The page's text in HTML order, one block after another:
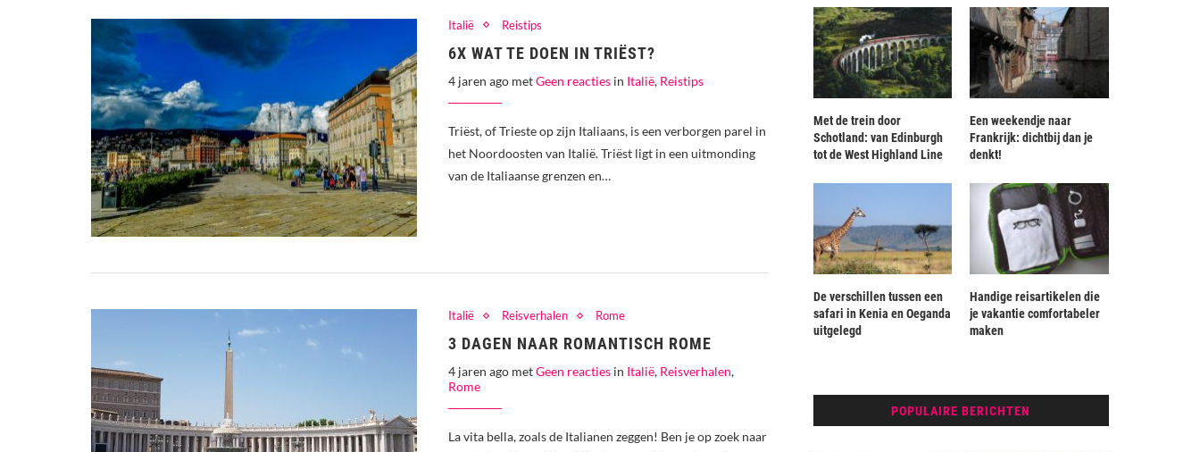
Italië Reistips
6X WAT TE DOEN IN TRIËST?
4 jaren ago metGeen reacties in Italië, Reistips
Triëst, of Trieste op zijn Italiaans, is een verborgen parel in
het Noordoosten van Italië. Triëst ligt in een uitmonding
van de Italiaanse grenzen en…
Italië Reisverhalen Rome
3 DAGEN NAAR ROMANTISCH ROME
4 jaren ago metGeen reacties in Italië, Reisverhalen,
Rome
La vita bella, zoals de Italianen zeggen! Ben je op zoek naar
Met de trein door
Schotland: van Edinburgh
tot de West Highland Line
Een weekendje naar
Frankrijk: dichtbij dan je
denkt!
De verschillen tussen een
safari in Kenia en Oeganda
uitgelegd
Handige reisartikelen die
je vakantie comfortabeler
maken
POPULAIRE BERICHTEN